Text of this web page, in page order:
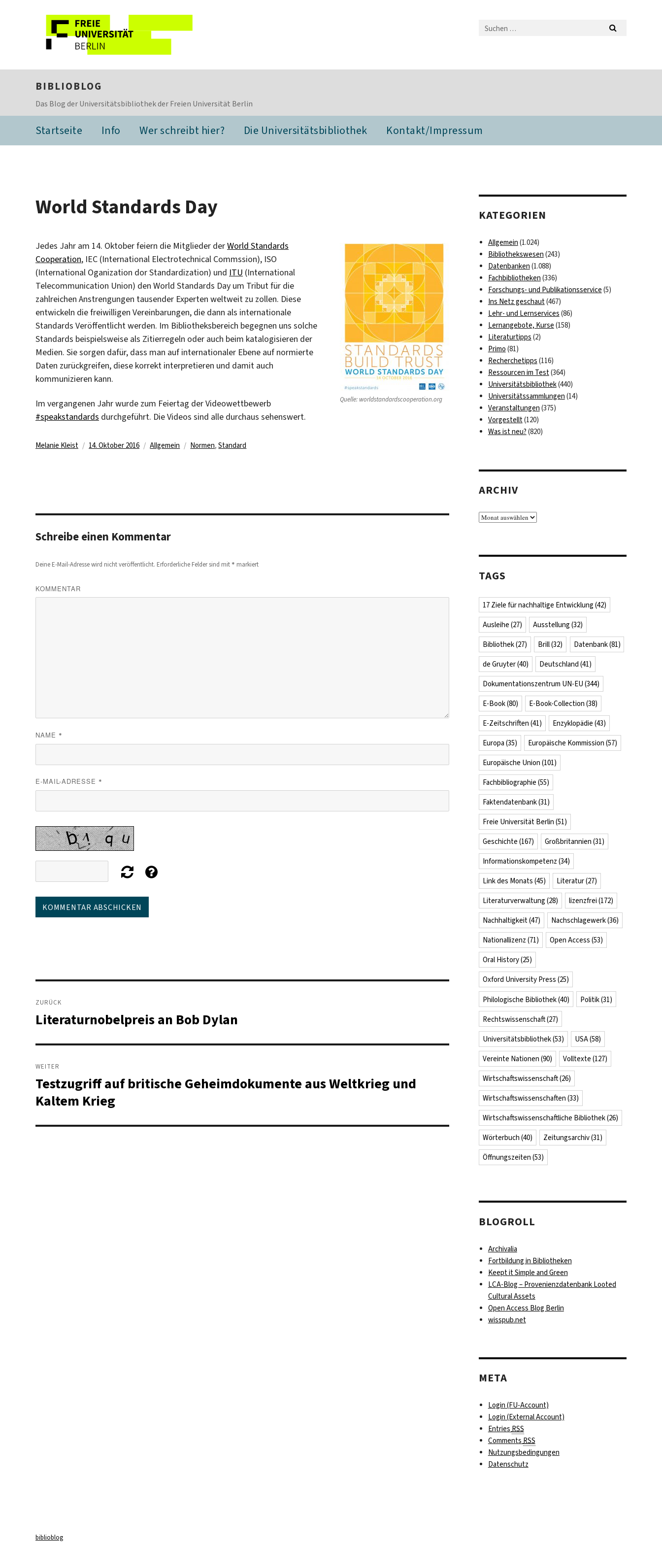
BIBLIOBLOG
Das Blog der Universitätsbibliothek der Freien Universität Berlin
Startseite Info Wer schreibt hier? Die Universitätsbibliothek Kontakt/Impressum
World Standards Day
Quelle: worldstandardscooperation.org
Jedes Jahr am 14. Oktober feiern die Mitglieder derWorld Standards
Cooperation, IEC (International Electrotechnical Commssion), ISO
(International Oganization dor Standardization) und ITU (International
Telecommunication Union) den World Standards Day um Tribut für die
zahlreichen Anstrengungen tausender Experten weltweit zu zollen. Diese
entwickeln die freiwilligen Vereinbarungen, die dann als internationale
Standards Veröffentlicht werden. Im Bibliotheksbereich begegnen uns solche
Standards beispielsweise als Zitierregeln oder auch beim katalogisieren der
Medien. Sie sorgen dafür, dass man auf internationaler Ebene auf normierte
Daten zurückgreifen, diese korrekt interpretieren und damit auch
kommunizieren kann.
Im vergangenen Jahr wurde zum Feiertag der Videowettbewerb
#speakstandards durchgeführt. Die Videos sind alle durchaus sehenswert.
Autor
Melanie Kleist
Veröffentlicht
14. Oktober 2016 Kategorien
Allgemein Schlagwörter
Normen,Standard
Schreibe einen Kommentar
Deine E-Mail-Adresse wird nicht veröffentlicht. Erforderliche Felder sind mit * markiert
KOMMENTAR
NAME *
E-MAIL-ADRESSE *
Beitragsnavigation
ZURÜCK
Vorheriger
Literaturnobelpreis an Bob Dylan
WEITER
Nächster
Beitrag:
Testzugriff auf britische Geheimdokumente aus Weltkrieg und
Kaltem Krieg
KATEGORIEN
Allgemein (1.024)
Bibliothekswesen (243)
Datenbanken (1.088)
Fachbibliotheken (336)
Forschungs- und Publikationsservice (5)
Ins Netz geschaut(467)
Lehr- und Lernservices (86)
Lernangebote, Kurse (158)
Literaturtipps (2)
Primo (81)
Recherchetipps (116)
Ressourcen im Test(364)
Universitätsbibliothek(440)
Universitätssammlungen (14)
Veranstaltungen (375)
Vorgestellt(120)
Was ist neu? (820)
ARCHIV
Archiv
TAGS
17 Ziele für nachhaltige Entwicklung (42)
Ausleihe (27) Ausstellung (32)
Bibliothek(27) Brill(32) Datenbank(81)
de Gruyter(40) Deutschland (41)
Dokumentationszentrum UN-EU (344)
E-Book(80) E-Book-Collection (38)
E-Zeitschriften (41) Enzyklopädie (43)
Europa (35) Europäische Kommission (57)
Europäische Union (101)
Fachbibliographie (55)
Faktendatenbank(31)
Freie Universität Berlin (51)
Geschichte (167) Großbritannien (31)
Informationskompetenz (34)
Link des Monats (45) Literatur(27)
Literaturverwaltung (28) lizenzfrei (172)
Nachhaltigkeit(47) Nachschlagewerk(36)
Nationallizenz (71) Open Access (53)
Oral History(25)
Oxford University Press (25)
Philologische Bibliothek(40) Politik(31)
Rechtswissenschaft(27)
Universitätsbibliothek(53) USA(58)
Vereinte Nationen (90) Volltexte (127)
Wirtschaftswissenschaft(26)
Wirtschaftswissenschaften (33)
Wirtschaftswissenschaftliche Bibliothek(26)
Wörterbuch (40) Zeitungsarchiv(31)
Öffnungszeiten (53)
BLOGROLL
Archivalia
Fortbildung in Bibliotheken
Keept it Simple and Green
LCA-Blog – Provenienzdatenbank Looted
Cultural Assets
Open Access Blog Berlin
wisspub.net
META
Login (FU-Account)
Login (External Account)
EntriesRSS
CommentsRSS
Nutzungsbedingungen
Datenschutz
biblioblog